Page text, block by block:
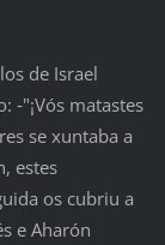
de Israel
matastes
se xuntaba a
estes
os cubriu a
e Aharón